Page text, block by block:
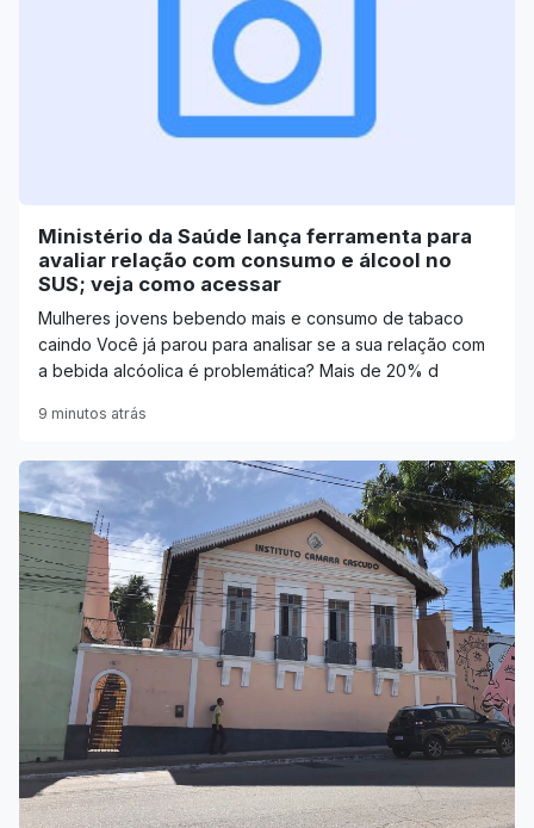
Ministério da Saúde lança ferramenta para
avaliar relação com consumo e álcool no
SUS; veja como acessar
Mulheres jovens bebendo mais e consumo de tabaco
caindo Você já parou para analisar se a sua relação com
a bebida alcóolica é problemática? Mais de 20% d
9 minutos atrás